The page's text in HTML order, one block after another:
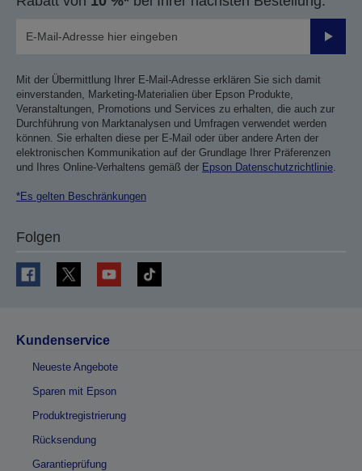
Mit der Übermittlung Ihrer E-Mail-Adresse erklären Sie sich damit
einverstanden, Marketing-Materialien über Epson Produkte,
Veranstaltungen, Promotions und Services zu erhalten, die auch zur
Durchführung von Marktanalysen und Umfragen verwendet werden
können. Sie erhalten diese per E-Mail oder über andere Arten der
elektronischen Kommunikation auf der Grundlage Ihrer Präferenzen
und Ihres Online-Verhaltens gemäß der Epson Datenschutzrichtlinie
*Es gelten Beschränkungen
Folgen
Kundenservice
Neueste Angebote
Sparen mit Epson
Produktregistrierung
Rücksendung
Garantieprüfung